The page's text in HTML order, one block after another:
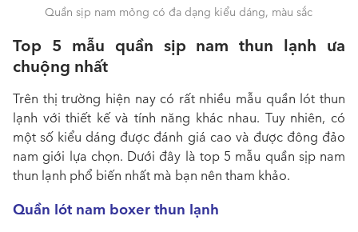
Quần sịp nam mỏng có đa dạng kiểu dáng, màu sắc
Top 5 mẫu quần sịp nam thun lạnh ưa
chuộng nhất
Trên thị trường hiện nay có rất nhiều mẫu quần lót thun
lạnh với thiết kế và tính năng khác nhau. Tuy nhiên, có
một số kiểu dáng được đánh giá cao và được đông đảo
nam giới lựa chọn. Dưới đây là top 5 mẫu quần sịp nam
thun lạnh phổ biến nhất mà bạn nên tham khảo.
Quần lót nam boxer thun lạnh